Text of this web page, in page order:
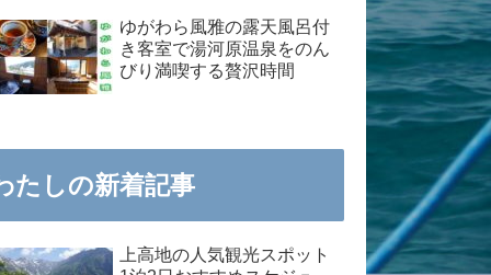
ゆがわら風雅の露天風呂付
き客室で湯河原温泉をのん
びり満喫する贅沢時間
たしの新着記事
上高地の人気観光スポット